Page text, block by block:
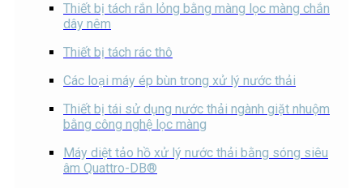
Thiết bị tách rắn lỏng bằng màng lọc màng chắn
dây nêm
Thiết bị tách rác thô
Các loại máy ép bùn trong xử lý nước thải
Thiết bị tái sử dụng nước thải ngành giặt nhuộm
bằng công nghệ lọc màng
Máy diệt tảo hồ xử lý nước thải bằng sóng siêu
âm Quattro-DB®